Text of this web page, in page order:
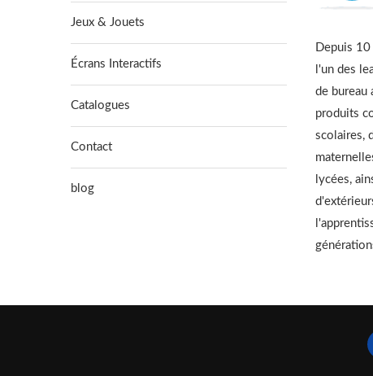
Jeux & Jouets
Écrans Interactifs
Catalogues
Contact
blog
Depuis
l'un des
de bureau
produits
scolaires,
lycées,